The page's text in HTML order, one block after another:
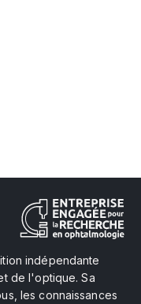
indépendante
de l'optique. Sa
les connaissances